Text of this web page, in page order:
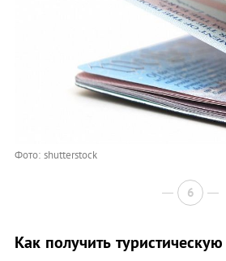
Фото: shutterstock
6
Как получить